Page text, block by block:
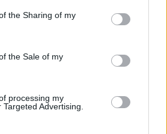
the Sharing of my
the Sale of my
processing my
Advertising.